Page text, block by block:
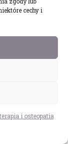
cechy i
i osteopatia